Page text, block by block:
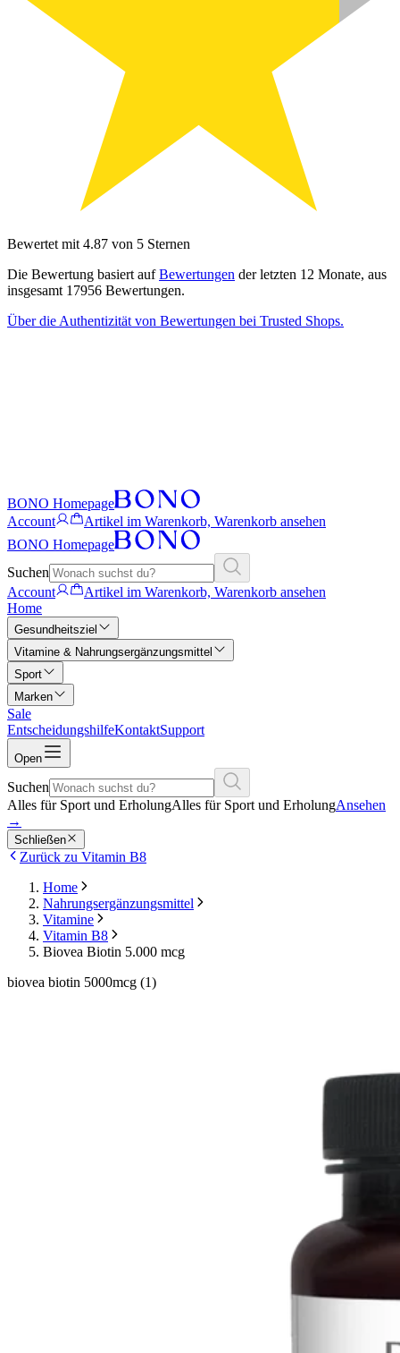
Bewertet mit 4.87 von 5 Sternen
Die Bewertung basiert aufBewertungen der letzten 12 Monate, aus
insgesamt 17956 Bewertungen.
Über die Authentizität von Bewertungen bei Trusted Shops.
BONO Homepage
Account
Artikel im Warenkorb, Warenkorb ansehen
BONO Homepage
Suchen
Account
Artikel im Warenkorb, Warenkorb ansehen
Home
Gesundheitsziel
Vitamine & Nahrungsergänzungsmittel
Sport
Marken
Sale
EntscheidungshilfeKontaktSupport
Open
Suchen
Alles für Sport und ErholungAlles für Sport und ErholungAnsehen
→
Schließen
Zurück zu Vitamin B8
Home
Nahrungsergänzungsmittel
Vitamine
Vitamin B8
Biovea Biotin 5.000 mcg
biovea biotin 5000mcg (1)